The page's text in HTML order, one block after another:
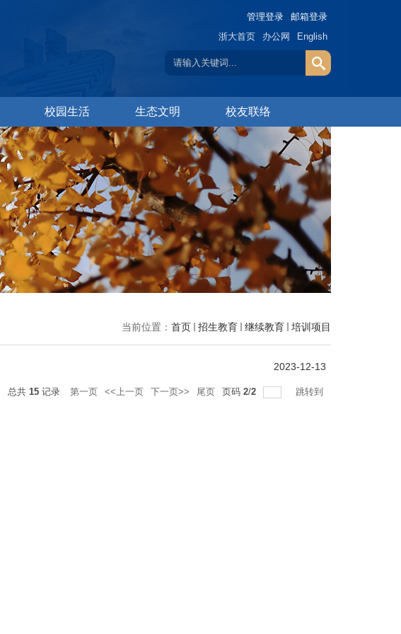
管理登录
邮箱登录
浙大首页
办公网 English
校园生活 生态文明 校友联络
当前位置： 首页 招生教育 继续教育 培训项目
2023-12-13
总共 15 记录 第一页 <<上一页 下一页>> 尾页 页码 2/2 跳转到